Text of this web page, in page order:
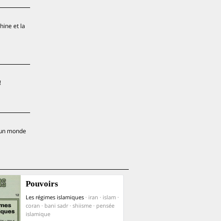
et la
monde
Pouvoirs
Les régimes islamiques · iran · islam ·
coran · bani sadr · shiisme · pensée
islamique